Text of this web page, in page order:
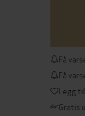
Få
Få
Legg
Gratis